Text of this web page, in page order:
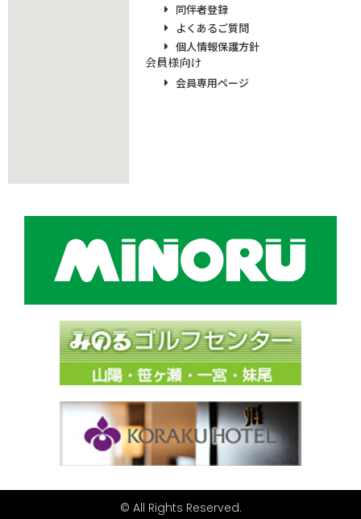
同伴者登録
よくあるご質問
個人情報保護方針
会員様向け
会員専用ページ
© All Rights Reserved.